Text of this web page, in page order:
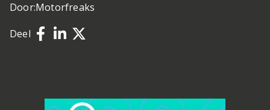
Door:Motorfreaks
Deel